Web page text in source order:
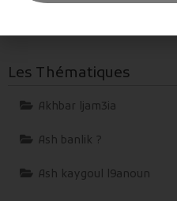
Les Thématiques
Akhbar ljam3ia
Ash banlik ?
Ash kaygoul l9anoun